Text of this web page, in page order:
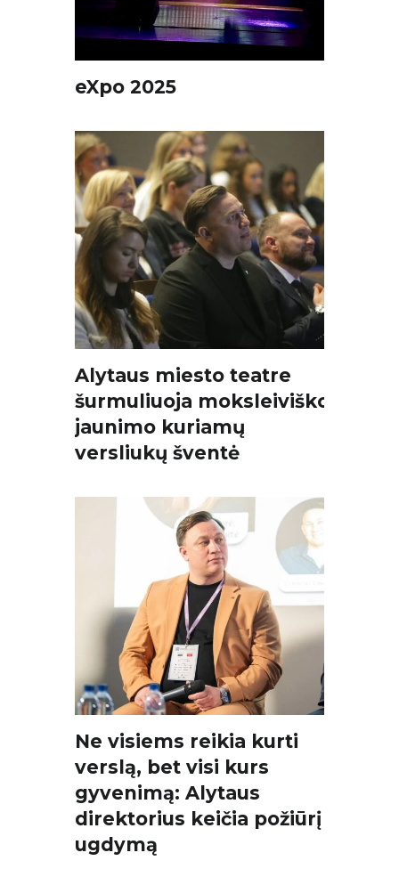
eXpo 2025
Alytaus miesto teatre
šurmuliuoja moksleiviško
jaunimo kuriamų
versliukų šventė
Ne visiems reikia kurti
verslą, bet visi kurs
gyvenimą: Alytaus
direktorius keičia požiūrį į
ugdymą